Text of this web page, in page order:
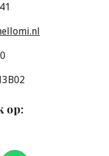
op: